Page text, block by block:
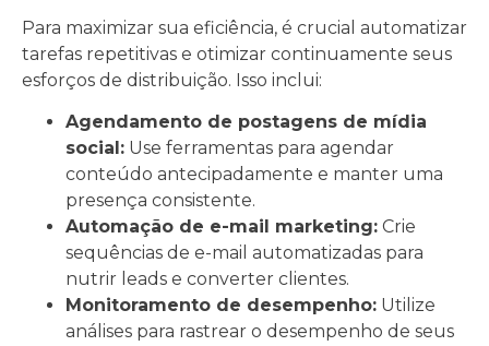
Para maximizar sua eficiência, é crucial automatizar
tarefas repetitivas e otimizar continuamente seus
esforços de distribuição. Isso inclui:
Agendamento de postagens de mídia
social: Use ferramentas para agendar
conteúdo antecipadamente e manter uma
presença consistente.
Automação de e-mail marketing: Crie
sequências de e-mail automatizadas para
nutrir leads e converter clientes.
Monitoramento de desempenho: Utilize
análises para rastrear o desempenho de seus